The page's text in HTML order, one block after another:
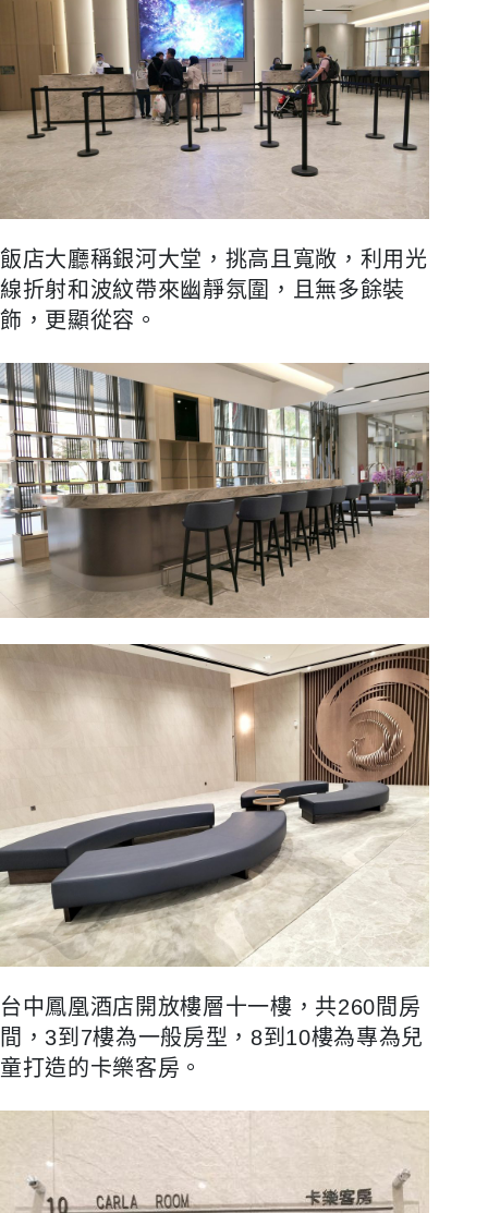
飯店大廳稱銀河大堂，挑高且寬敞，利用光
線折射和波紋帶來幽靜氛圍，且無多餘裝
飾，更顯從容。
台中鳳凰酒店開放樓層十一樓，共260間房
間，3到7樓為一般房型，8到10樓為專為兒
童打造的卡樂客房。